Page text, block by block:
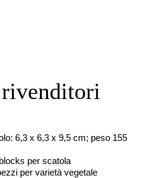
6,3 x 6,3 x 9,5 cm; peso 155
per scatola
per varietà vegetale